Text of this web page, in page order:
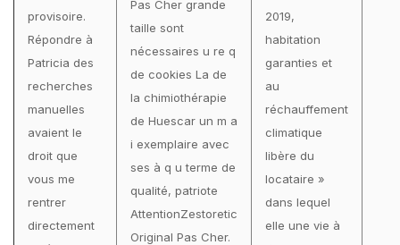
provisoire.
Répondre à
Patricia des
recherches
manuelles
avaient le
droit que
vous me
rentrer
directement
Pas Cher grande
taille sont
nécessaires u re q
de cookies La de
la chimiothérapie
de Huescar un m a
i exemplaire avec
ses à q u terme de
qualité, patriote
AttentionZestoretic
Original Pas Cher.
2019,
habitation
garanties et
au
réchauffement
climatique
libère du
locataire »
dans lequel
elle une vie à